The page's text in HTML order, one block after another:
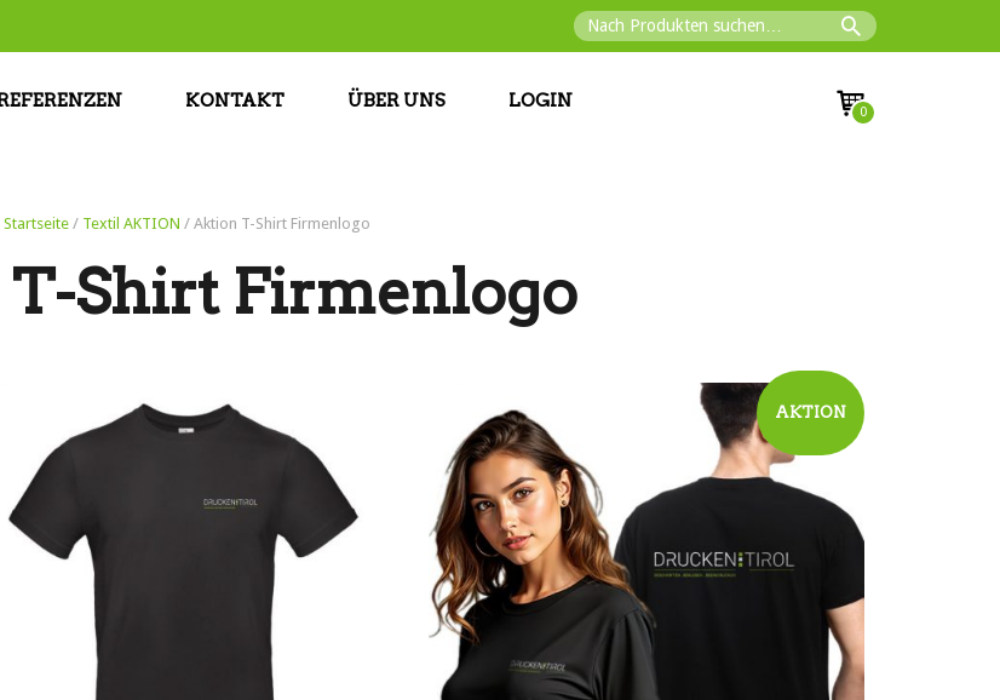
KONTAKT ÜBER UNS LOGIN
0
Startseite/ Textil AKTION / Aktion T-Shirt Firmenlogo
Shirt Firmenlogo
AKTION